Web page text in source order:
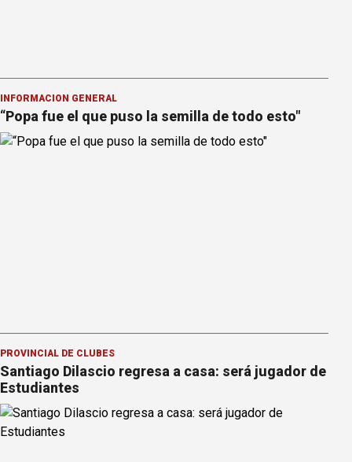
INFORMACION GENERAL
“Popa fue el que puso la semilla de todo esto"
PROVINCIAL DE CLUBES
Santiago Dilascio regresa a casa: será jugador de
Estudiantes